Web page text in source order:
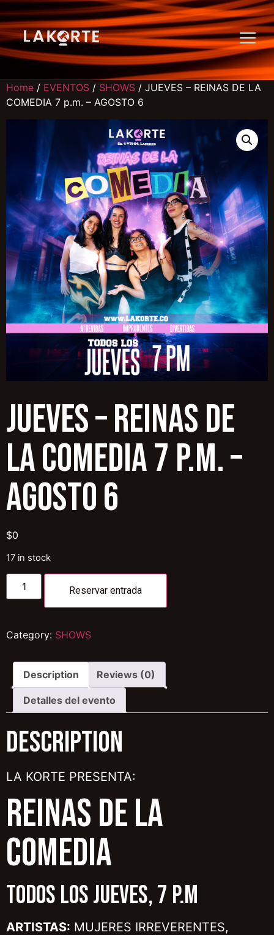
Home / EVENTOS / SHOWS / JUEVES – REINAS DE LA
COMEDIA 7 p.m. – AGOSTO 6
JUEVES – REINAS DE
LA COMEDIA 7 p.m. –
AGOSTO 6
$0
17 in stock
Reservar entrada
Category: SHOWS
Description Reviews (0)
Detalles del evento
Description
LA KORTE PRESENTA:
REINAS DE LA
COMEDIA
TODOS LOS JUEVES, 7 P.M
ARTISTAS: MUJERES IRREVERENTES,